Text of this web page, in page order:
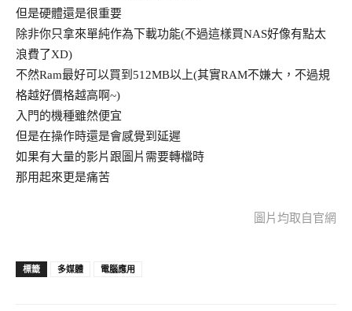
但是硬體還是很重要
除非你只拿來單純作為下載功能(不過這樣買NAS好像有點太
浪費了XD)
不然Ram最好可以買到512MB以上(其實RAM不嫌大，不過規
格越好價格越高啊~)
入門的機種雖然便宜
但是在操作時還是會感覺到延遲
如果有大量的影片跟圖片需要轉檔時
那用起來更是痛苦
圖片均取自官網
標籤 多媒體 電腦應用